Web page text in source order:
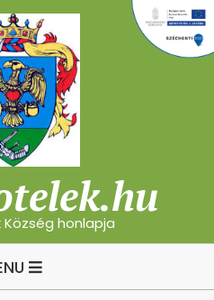
honlapja